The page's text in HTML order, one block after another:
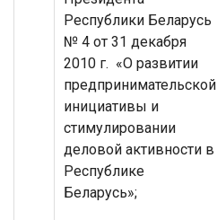
Республики Беларусь
№ 4 от 31 декабря
2010 г. «О развитии
предпринимательской
инициативы и
стимулировании
деловой активности в
Республике
Беларусь»;